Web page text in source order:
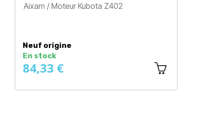
Aixam / Moteur Kubota Z402
Neuf origine
En stock
84,33 €